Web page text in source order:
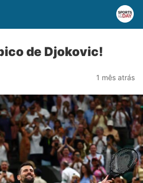
de Djokovic!
1 mês atrás